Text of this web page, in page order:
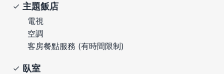
主題飯店
電視
空調
客房餐點服務 (有時間限制)
臥室